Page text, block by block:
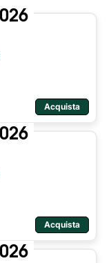
Acquista
Acquista